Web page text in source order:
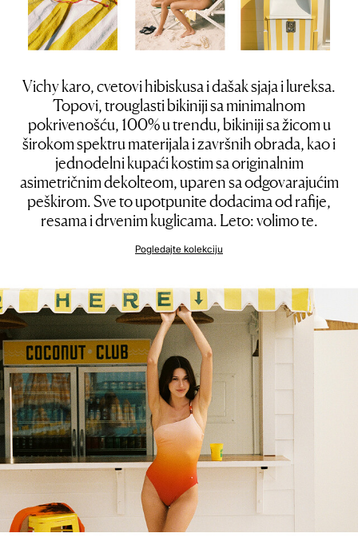
Vichy karo, cvetovi hibiskusa i dašak sjaja i lureksa.
Topovi, trouglasti bikiniji sa minimalnom
pokrivenošću, 100% u trendu, bikiniji sa žicom u
širokom spektru materijala i završnih obrada, kao i
jednodelni kupaći kostim sa originalnim
asimetričnim dekolteom, uparen sa odgovarajućim
peškirom. Sve to upotpunite dodacima od rafije,
resama i drvenim kuglicama. Leto: volimo te.
Pogledajte kolekciju